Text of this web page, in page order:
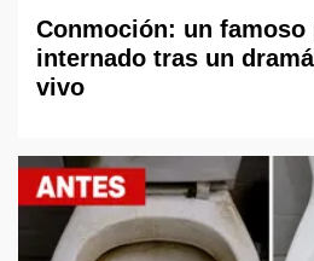
Conmoción: un
internado tras un
vivo